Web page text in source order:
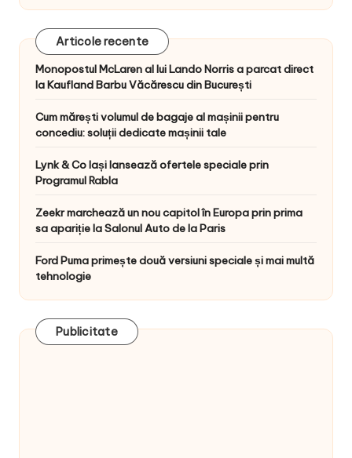
Articole recente
Monopostul McLaren al lui Lando Norris a parcat direct
la Kaufland Barbu Văcărescu din București
Cum mărești volumul de bagaje al mașinii pentru
concediu: soluții dedicate mașinii tale
Lynk & Co Iași lansează ofertele speciale prin
Programul Rabla
Zeekr marchează un nou capitol în Europa prin prima
sa apariție la Salonul Auto de la Paris
Ford Puma primește două versiuni speciale și mai multă
tehnologie
Publicitate